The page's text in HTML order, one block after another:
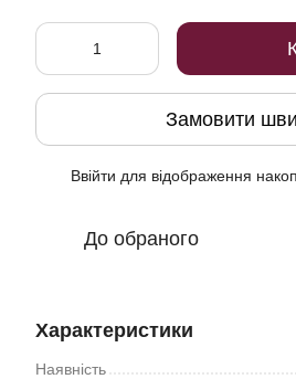
Замовити
Ввійти для відображення
До обраного
Характеристики
Наявність